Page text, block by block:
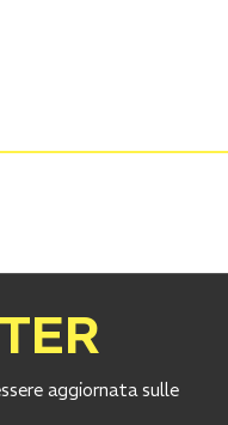
aggiornata sulle